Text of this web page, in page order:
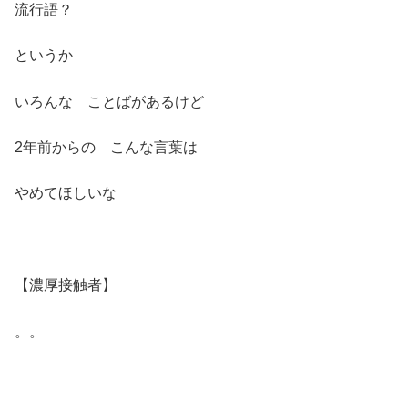
流行語？
というか
いろんな ことばがあるけど
2年前からの こんな言葉は
やめてほしいな
【濃厚接触者】
。。